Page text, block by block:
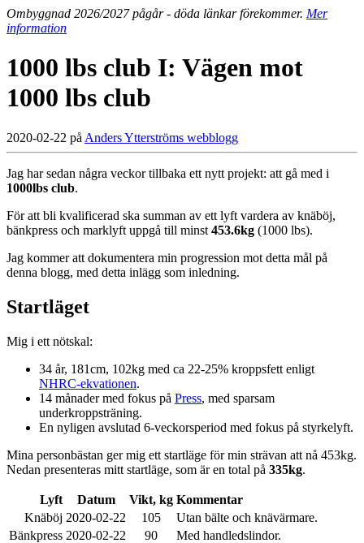
Ombyggnad 2026/2027 pågår - döda länkar förekommer. Mer
information
1000 lbs club I: Vägen mot
1000 lbs club
2020-02-22 på Anders Ytterströms webblogg
Jag har sedan några veckor tillbaka ett nytt projekt: att gå med i
1000lbs club.
För att bli kvalificerad ska summan av ett lyft vardera av knäböj,
bänkpress och marklyft uppgå till minst 453.6kg (1000 lbs).
Jag kommer att dokumentera min progression mot detta mål på
denna blogg, med detta inlägg som inledning.
Startläget
Mig i ett nötskal:
34 år, 181cm, 102kg med ca 22-25% kroppsfett enligt
NHRC-ekvationen.
14 månader med fokus på Press, med sparsam
underkroppsträning.
En nyligen avslutad 6-veckorsperiod med fokus på styrkelyft.
Mina personbästan ger mig ett startläge för min strävan att nå 453kg.
Nedan presenteras mitt startläge, som är en total på 335kg.
Lyft Datum Vikt, kg Kommentar
Knäböj 2020-02-22 105
Utan bälte och knävärmare.
Bänkpress 2020-02-22 90
Med handledslindor.